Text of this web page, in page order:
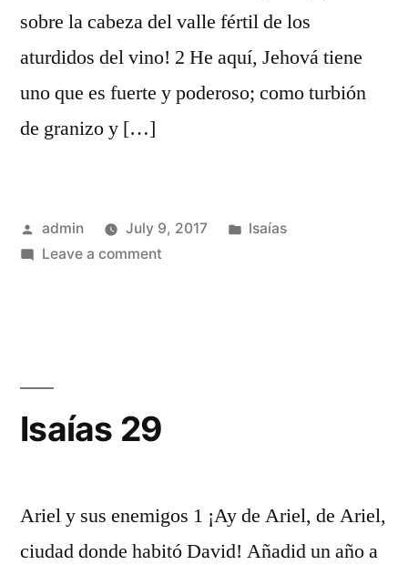
sobre la cabeza del valle fértil de los
aturdidos del vino! 2 He aquí, Jehová tiene
uno que es fuerte y poderoso; como turbión
de granizo y […]
Posted
by
admin July 9, 2017
Posted
Isaías
Leave a commenton
Isaías 29
Ariel y sus enemigos 1 ¡Ay de Ariel, de Ariel,
ciudad donde habitó David! Añadid un año a